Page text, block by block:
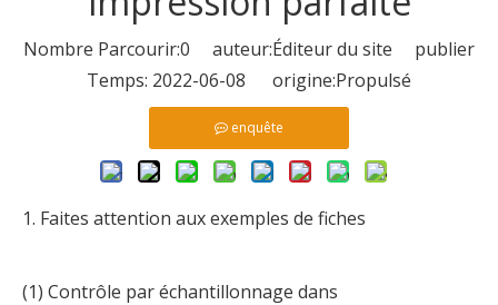
English
Nombre Parcourir:0 auteur:Éditeur du site publier
Temps: 2022-06-08 origine:Propulsé
enquête
1. Faites attention aux exemples de fiches
(1) Contrôle par échantillonnage dans